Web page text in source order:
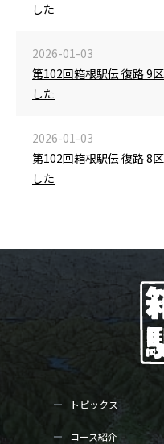
した
2026-01-03
第102回箱根駅伝 復路 9
した
2026-01-03
第102回箱根駅伝 復路 8
した
トピックス
コース紹介